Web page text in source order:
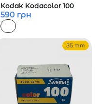
Kodak Kodacolor 100
590 грн
35 mm